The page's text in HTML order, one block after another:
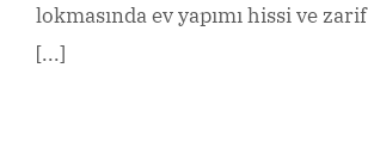
lokmasında ev yapımı hissi ve
[...]